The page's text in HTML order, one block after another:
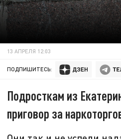
13 АПРЕЛЯ 12:03
ПОДПИШИТЕСЬ:
Подросткам из
приговор за